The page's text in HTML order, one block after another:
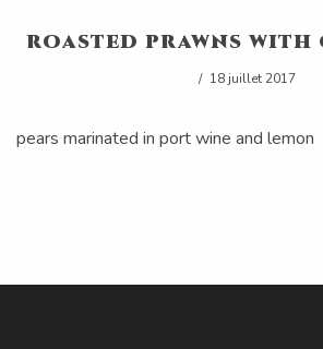
roasted prawns
18 juillet 2017
pears marinated in port wine and lemon